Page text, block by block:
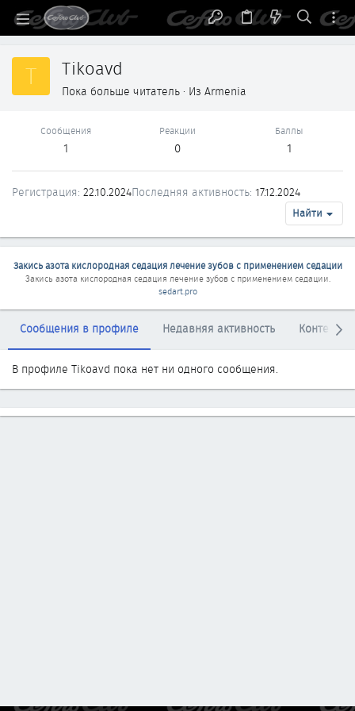
T Tikoavd
Пока больше читатель · Из Armenia
Сообщения
1
Реакции
0
Баллы
1
Регистрация 22.10.2024Последняя активность 17.12.2024
Найти
Закись азота кислородная седация лечение зубов с применением седации
Закись азота кислородная седация лечение зубов с применением седации.
sedart.pro
Сообщения в профиле Недавняя активность Контент
В профиле Tikoavd пока нет ни одного сообщения.